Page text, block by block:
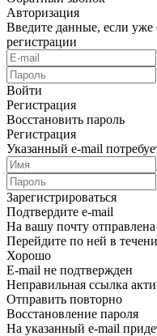
Авторизация
Введите данные, если уже
регистрации
Войти
Регистрация
Восстановить пароль
Регистрация
Указанный e-mail
Зарегистрироваться
Подтвердите e-mail
На вашу почту
Перейдите по ней в
Хорошо
E-mail не подтвержден
Неправильная ссылка
Отправить повторно
Восстановление пароля
На указанный e-mail